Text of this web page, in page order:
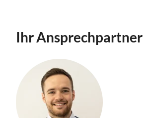
Ihr Ansprechpartner